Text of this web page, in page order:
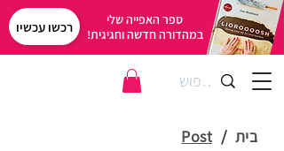
רכשו עכשיו
ספר האפייה שלי
במהדורה חדשה וחגיגית!
בית /
Post